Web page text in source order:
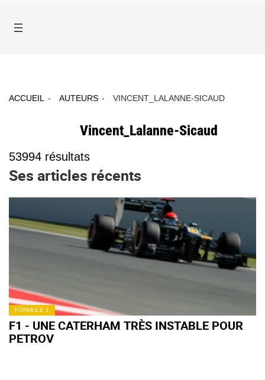
ACCUEIL AUTEURS VINCENT_LALANNE-SICAUD
Vincent_Lalanne-Sicaud
53994 résultats
Ses articles récents
FORMULE 1
F1 - UNE CATERHAM TRÈS INSTABLE POUR
PETROV